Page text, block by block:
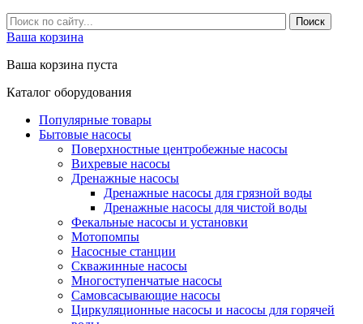
Ваша корзина
Ваша корзина пуста
Каталог оборудования
Популярные товары
Бытовые насосы
Поверхностные центробежные насосы
Вихревые насосы
Дренажные насосы
Дренажные насосы для грязной воды
Дренажные насосы для чистой воды
Фекальные насосы и установки
Мотопомпы
Насосные станции
Скважинные насосы
Многоступенчатые насосы
Самовсасывающие насосы
Циркуляционные насосы и насосы для горячей